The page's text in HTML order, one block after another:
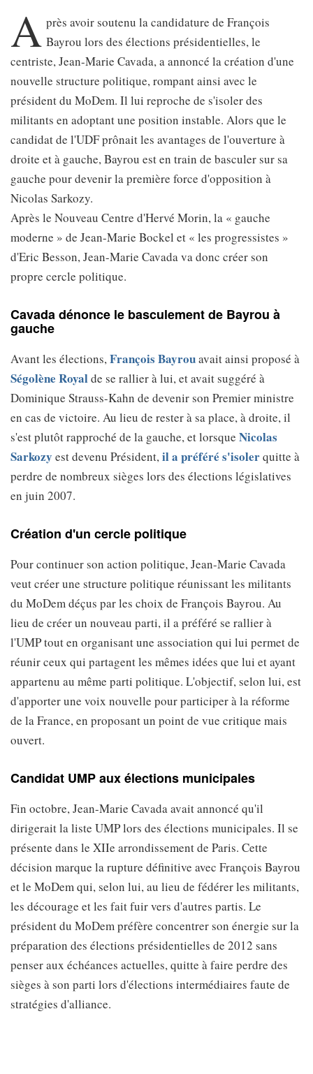
A près avoir soutenu la candidature de François
Bayrou lors des élections présidentielles, le
centriste, Jean-Marie Cavada, a annoncé la création d'une
nouvelle structure politique, rompant ainsi avec le
président du MoDem. Il lui reproche de s'isoler des
militants en adoptant une position instable. Alors que le
candidat de l'UDF prônait les avantages de l'ouverture à
droite et à gauche, Bayrou est en train de basculer sur sa
gauche pour devenir la première force d'opposition à
Nicolas Sarkozy.
Après le Nouveau Centre d'Hervé Morin, la « gauche
moderne » de Jean-Marie Bockel et « les progressistes »
d'Eric Besson, Jean-Marie Cavada va donc créer son
propre cercle politique.
Cavada dénonce le basculement de Bayrou à
gauche
Avant les élections,François Bayrouavait ainsi proposé à
Ségolène Royalde se rallier à lui, et avait suggéré à
Dominique Strauss-Kahn de devenir son Premier ministre
en cas de victoire. Au lieu de rester à sa place, à droite, il
s'est plutôt rapproché de la gauche, et lorsque Nicolas
Sarkozy est devenu Président,il a préféré s'isolerquitte à
perdre de nombreux sièges lors des élections législatives
en juin 2007.
Création d'un cercle politique
Pour continuer son action politique, Jean-Marie Cavada
veut créer une structure politique réunissant les militants
du MoDem déçus par les choix de François Bayrou. Au
lieu de créer un nouveau parti, il a préféré se rallier à
l'UMP tout en organisant une association qui lui permet de
réunir ceux qui partagent les mêmes idées que lui et ayant
appartenu au même parti politique. L'objectif, selon lui, est
d'apporter une voix nouvelle pour participer à la réforme
de la France, en proposant un point de vue critique mais
ouvert.
Candidat UMP aux élections municipales
Fin octobre, Jean-Marie Cavada avait annoncé qu'il
dirigerait la liste UMP lors des élections municipales. Il se
présente dans le XIIe arrondissement de Paris. Cette
décision marque la rupture définitive avec François Bayrou
et le MoDem qui, selon lui, au lieu de fédérer les militants,
les décourage et les fait fuir vers d'autres partis. Le
président du MoDem préfère concentrer son énergie sur la
préparation des élections présidentielles de 2012 sans
penser aux échéances actuelles, quitte à faire perdre des
sièges à son parti lors d'élections intermédiaires faute de
stratégies d'alliance.